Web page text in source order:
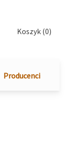
Koszyk (0)
Producenci